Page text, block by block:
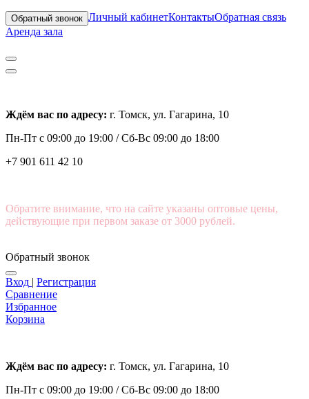
Обратный звонок Личный кабинетКонтактыОбратная связь
Аренда зала
Ждём вас по адресу: г. Томск, ул. Гагарина, 10
Пн-Пт с 09:00 до 19:00 /Сб-Вс 09:00 до 18:00
+7 901 611 42 10
Обратите внимание, что на сайте указаны оптовые цены,
действующие при первом заказе от 3000 рублей.
Обратный звонок
Вход | Регистрация
Сравнение
Избранное
Корзина
Ждём вас по адресу: г. Томск, ул. Гагарина, 10
Пн-Пт с 09:00 до 19:00 /Сб-Вс 09:00 до 18:00